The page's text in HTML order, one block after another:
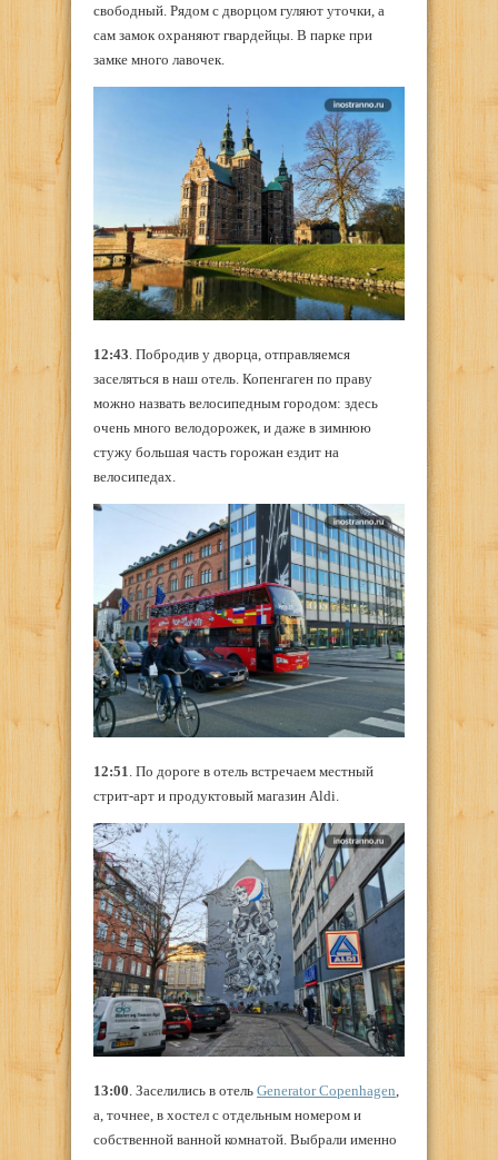
свободный. Рядом с дворцом гуляют уточки, а
сам замок охраняют гвардейцы. В парке при
замке много лавочек.
12:43 . Побродив у дворца, отправляемся
заселяться в наш отель. Копенгаген по праву
можно назвать велосипедным городом: здесь
очень много велодорожек, и даже в зимнюю
стужу большая часть горожан ездит на
велосипедах.
12:51 . По дороге в отель встречаем местный
стрит-арт и продуктовый магазин Aldi.
13:00 . Заселились в отель Generator Copenhagen
а, точнее, в хостел с отдельным номером и
собственной ванной комнатой. Выбрали именно